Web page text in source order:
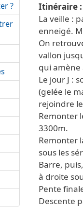
Itinéraire
La veille :
enneigé.
On
vallon
qui
Le jour J :
(gelée le
rejoindre
Remonter
3300m.
Remonter
sous les
Barre,
à droite
Pente
Descente
?